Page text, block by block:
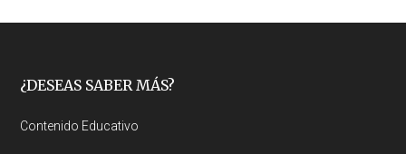
Footer
¿DESEAS SABER MÁS?
Contenido Educativo